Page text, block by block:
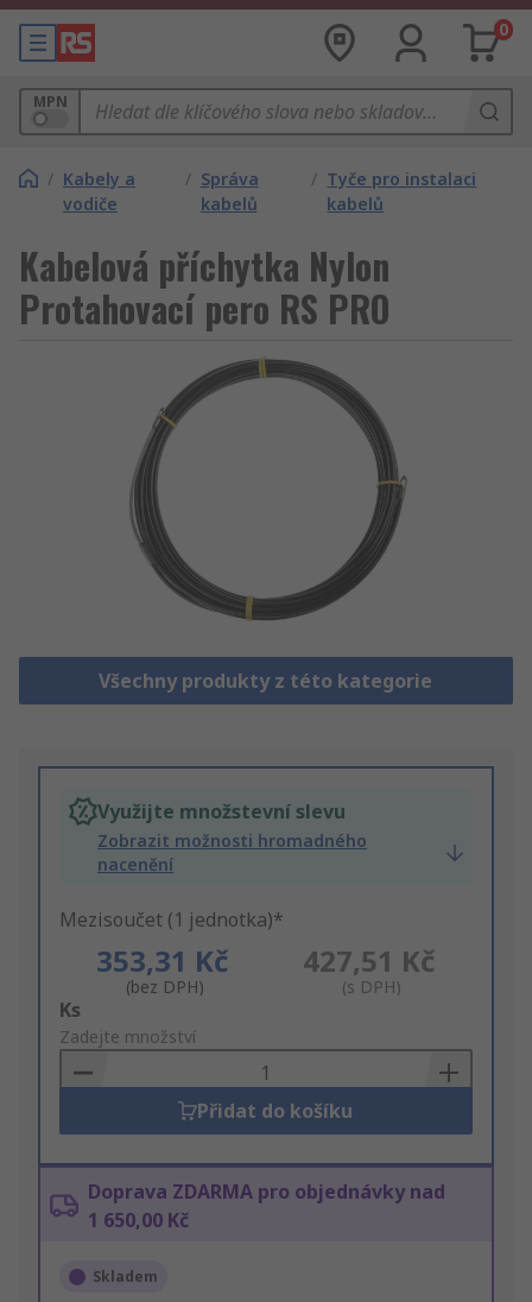
0
MPN
/ Kabely a
vodiče
/ Správa
kabelů
/ Tyče pro instalaci
kabelů
Kabelová příchytka Nylon
Protahovací pero RS PRO
Všechny produkty z této kategorie
Využijte množstevní slevu
Zobrazit možnosti hromadného
nacenění
Mezisoučet (1 jednotka)*
353,31 Kč
(bez DPH)
427,51 Kč
(s DPH)
Add
to
Basket
Ks
Zadejte množství
Přidat do košíku
Doprava ZDARMA pro objednávky nad
1 650,00 Kč
Skladem